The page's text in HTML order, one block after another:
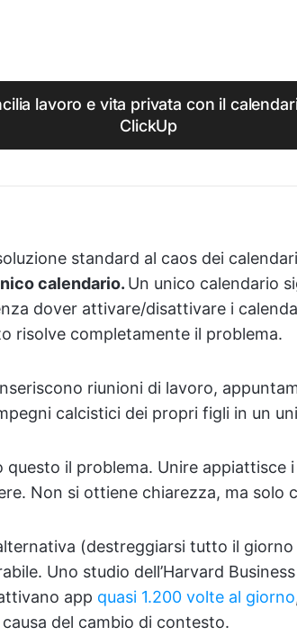
lavoro e vita privata con il
ClickUp
standard al caos dei
calendario. Un unico calendario
dover attivare/disattivare i
risolve completamente il problema.
riunioni di lavoro,
calcistici dei propri figli in un
questo il problema. Unire appiattisce
Non si ottiene chiarezza, ma solo
(destreggiarsi tutto il
Uno studio dell’Harvard
app quasi 1.200 volte al giorno
del cambio di contesto.